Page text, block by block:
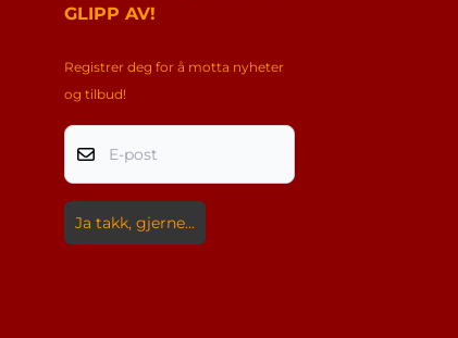
GLIPP AV!
Registrer deg for å motta nyheter
og tilbud!
E-post
Ja takk, gjerne...